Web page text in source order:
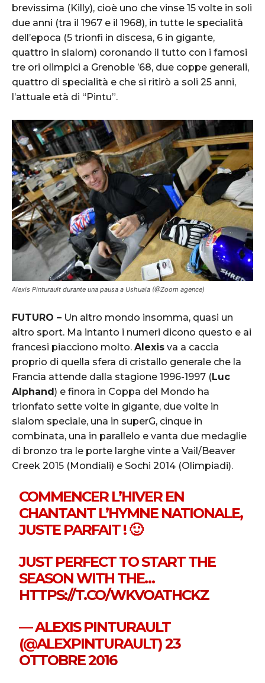
brevissima (Killy), cioè uno che vinse 15 volte in soli
due anni (tra il 1967 e il 1968), in tutte le specialità
dell’epoca (5 trionfi in discesa, 6 in gigante,
quattro in slalom) coronando il tutto con i famosi
tre ori olimpici a Grenoble ’68, due coppe generali,
quattro di specialità e che si ritirò a soli 25 anni,
l’attuale età di “Pintu”.
Alexis Pinturault durante una pausa a Ushuaia (@Zoom agence)
FUTURO – Un altro mondo insomma, quasi un
altro sport. Ma intanto i numeri dicono questo e ai
francesi piacciono molto. Alexis va a caccia
proprio di quella sfera di cristallo generale che la
Francia attende dalla stagione 1996-1997 (Luc
Alphand) e finora in Coppa del Mondo ha
trionfato sette volte in gigante, due volte in
slalom speciale, una in superG, cinque in
combinata, una in parallelo e vanta due medaglie
di bronzo tra le porte larghe vinte a Vail/Beaver
Creek 2015 (Mondiali) e Sochi 2014 (Olimpiadi).
COMMENCER L’HIVER EN
CHANTANT L’HYMNE NATIONALE,
JUSTE PARFAIT ! 🙂
JUST PERFECT TO START THE
SEASON WITH THE…
HTTPS://T.CO/WKVOATHCKZ
— ALEXIS PINTURAULT
(@ALEXPINTURAULT)23
OTTOBRE 2016